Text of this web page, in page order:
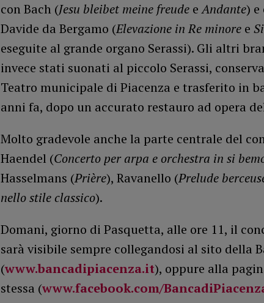
con Bach (Jesu bleibet meine freudeeAndante) e
Davide da Bergamo (Elevazione in Re minoree
eseguite al grande organo Serassi). Gli altri
invece stati suonati al piccolo Serassi,
Teatro municipale di Piacenza e trasferito in
anni fa, dopo un accurato restauro ad opera
Molto gradevole anche la parte centrale del
Haendel (Concerto per arpa e orchestra in si
Hasselmans (Prière), Ravanello (Prelude
nello stile classico).
Domani, giorno di Pasquetta, alle ore 11, il
sarà visibile sempre collegandosi al sito della
(www.bancadipiacenza.it), oppure alla
stessa (www.facebook.com/